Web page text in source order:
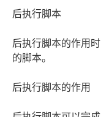
后执行脚本
后执行脚本的作用
的脚本。
后执行脚本的作用